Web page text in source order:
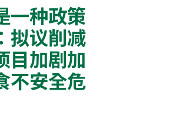
一种政策
拟议削减
目加剧加
不安全危